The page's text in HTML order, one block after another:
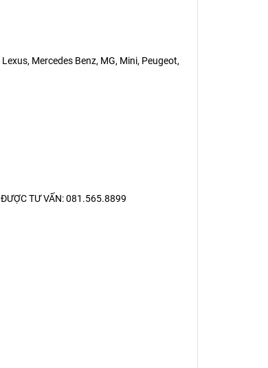
Mercedes Benz, MG, Mini, Peugeot,
ĐƯỢC TƯ VẤN: 081.565.8899